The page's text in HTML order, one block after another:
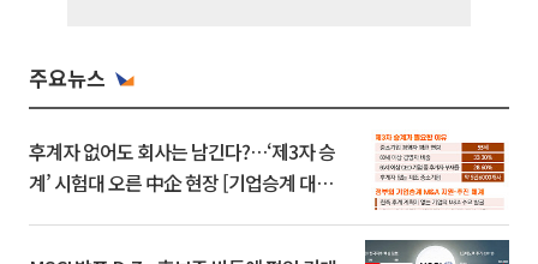
주요뉴스
후계자 없어도 회사는 남긴다?…‘제3자 승
계’ 시험대 오른 中企 현장 [기업승계 대전